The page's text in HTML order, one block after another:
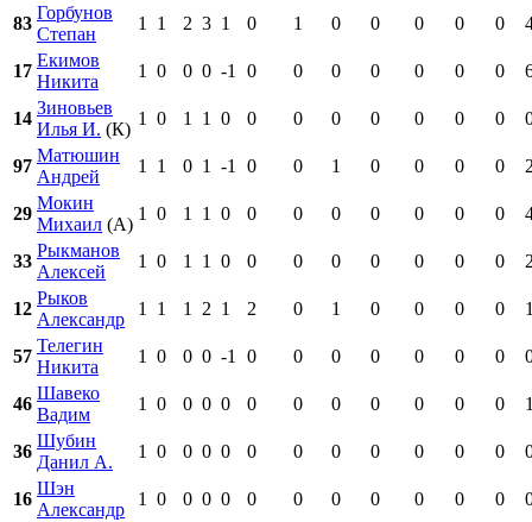
83
Горбунов
Степан
1 1 2 3 1 0 1 0 0 0 0 0
17
Екимов
Никита
1 0 0 0 -1 0 0 0 0 0 0 0
14
Зиновьев
Илья И. (К)
1 0 1 1 0 0 0 0 0 0 0 0
97
Матюшин
Андрей
1 1 0 1 -1 0 0 1 0 0 0 0
29
Мокин
Михаил (А)
1 0 1 1 0 0 0 0 0 0 0 0
33
Рыкманов
Алексей
1 0 1 1 0 0 0 0 0 0 0 0
12
Рыков
Александр
1 1 1 2 1 2 0 1 0 0 0 0
57
Телегин
Никита
1 0 0 0 -1 0 0 0 0 0 0 0
46
Шавеко
Вадим
1 0 0 0 0 0 0 0 0 0 0 0
36
Шубин
Данил А.
1 0 0 0 0 0 0 0 0 0 0 0
16
Шэн
Александр
1 0 0 0 0 0 0 0 0 0 0 0